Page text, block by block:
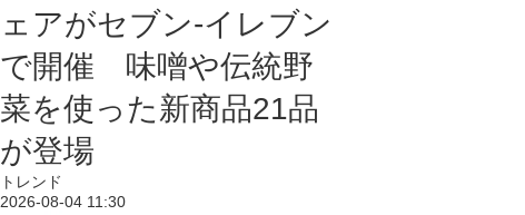
ェアがセブン-イレブン
で開催 味噌や伝統野
菜を使った新商品21品
が登場
トレンド
2026-08-04 11:30